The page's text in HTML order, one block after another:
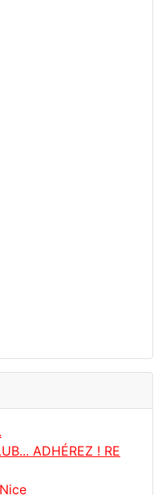
ADHÉREZ ! RE